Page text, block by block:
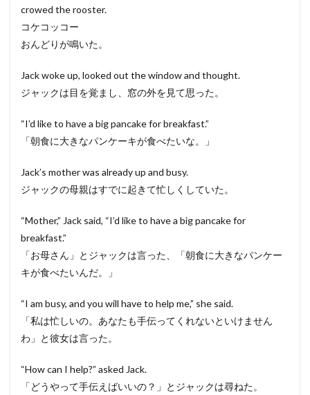
crowed the rooster.
コケコッコー
おんどりが鳴いた。
Jack woke up, looked out the window and thought.
ジャックは目を覚まし、窓の外を見て思った。
“I’d like to have a big pancake for breakfast.”
「朝食に大きなパンケーキが食べたいな。」
Jack’s mother was already up and busy.
ジャックの母親はすでに起きて忙しくしていた。
“Mother,” Jack said, “I’d like to have a big pancake for
breakfast.”
「お母さん」とジャックは言った、「朝食に大きなパンケー
キが食べたいんだ。」
“I am busy, and you will have to help me,” she said.
「私は忙しいの。あなたも手伝ってくれないといけません
わ」と彼女は言った。
“How can I help?” asked Jack.
「どうやって手伝えばいいの？」とジャックは尋ねた。